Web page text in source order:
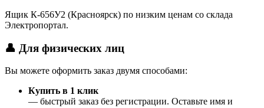
Ящик К-656У2 (Красноярск) по низким ценам со склада
Электропортал.
👤 Для физических лиц
Вы можете оформить заказ двумя способами:
Купить в 1 клик
— быстрый заказ без регистрации. Оставьте имя и